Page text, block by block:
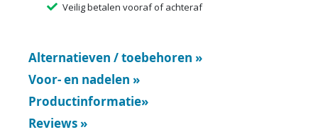
Veilig betalen vooraf of achteraf
Alternatieven / toebehoren »
Voor- en nadelen »
Productinformatie»
Reviews »